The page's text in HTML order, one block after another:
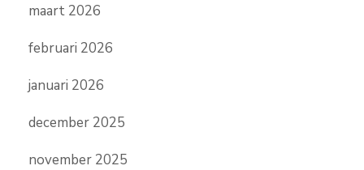
maart 2026
februari 2026
januari 2026
december 2025
november 2025